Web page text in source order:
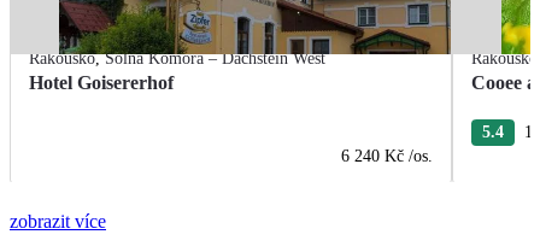
Rakousko,Solná Komora – Dachstein West
Hotel Goisererhof
6 240 Kč /os.
Rakousko
Cooee
5.4
zobrazit více